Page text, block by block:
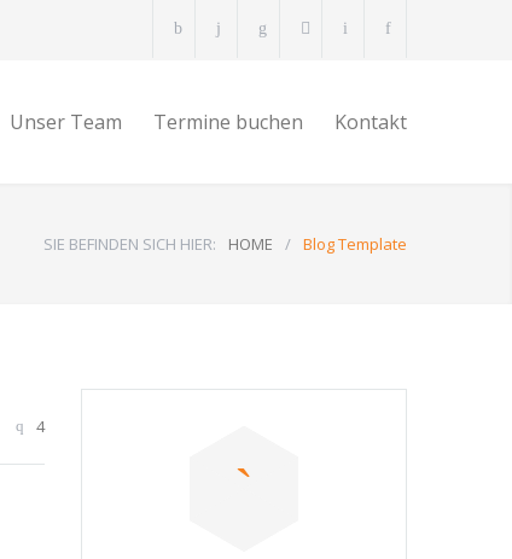
Unser Team Termine buchen Kontakt
SIE BEFINDEN SICH HIER: HOME / Blog Template
4